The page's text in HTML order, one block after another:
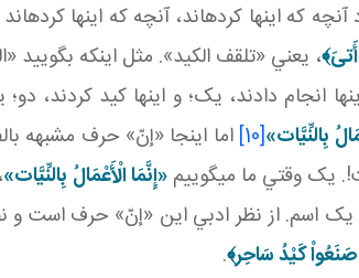
آنچه که اينها کرده اند، آنچه که اينها
، يعني «تلقف الکيد». مثل اينکه بگوييد
انجام دادند، يک؛ و اينها کيد کردند،
بِالنِّيَّات‏»[10] اما اينجا «إنّ» حرف مشبهه
يک وقتي ما مي گوييم«إِنَّمَا الْأَعْمَالُ بِالنِّيَّات‏»
اسم. از نظر ادبي اين «إنّ» حرف است و
كَيْدُ سَاحِر﴾.